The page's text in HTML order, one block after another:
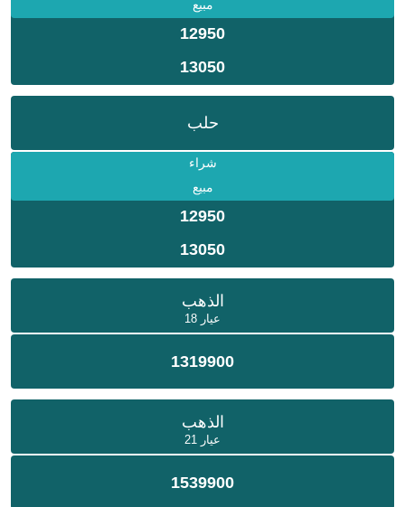
مبيع
12950
13050
حلب
شراء
مبيع
12950
13050
الذهب
عيار 18
1319900
الذهب
عيار 21
1539900